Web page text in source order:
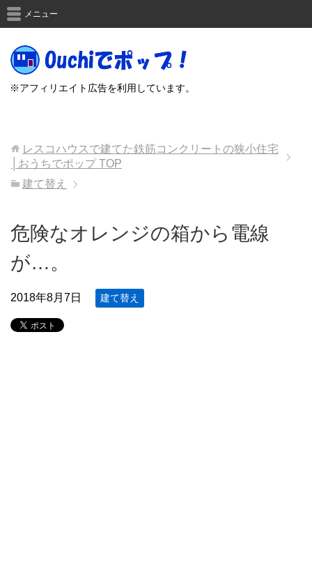
※アフィリエイト広告を利用しています。
メニュー
レスコハウスで建てた鉄筋コンクリートの狭小住宅
│おうちでポップTOP
建て替え
危険なオレンジの箱から電線
が…。
2018年8月7日 建て替え